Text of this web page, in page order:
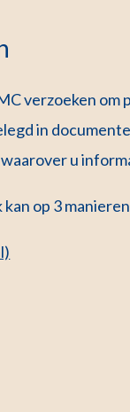
verzoeken
in
u
op 3